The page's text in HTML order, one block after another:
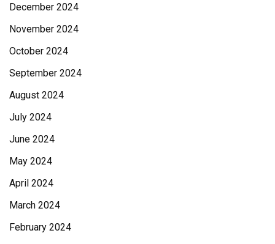
December 2024
November 2024
October 2024
September 2024
August 2024
July 2024
June 2024
May 2024
April 2024
March 2024
February 2024